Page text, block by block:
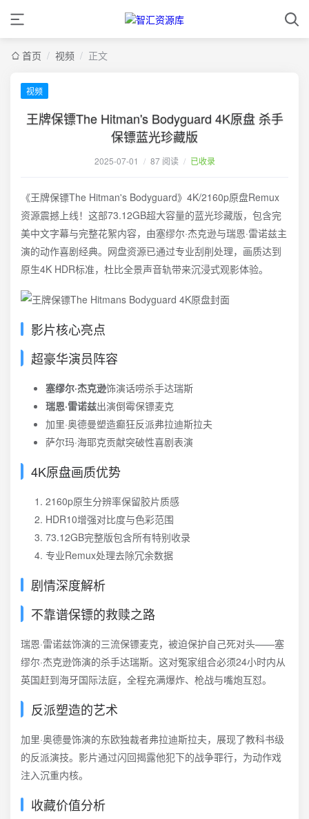
首页 / 视频 / 正文
视频
王牌保镖The Hitman's Bodyguard 4K原盘 杀手
保镖蓝光珍藏版
2025-07-01 / 87 阅读 / 已收录
《王牌保镖The Hitman's Bodyguard》4K/2160p原盘Remux
资源震撼上线！这部73.12GB超大容量的蓝光珍藏版，包含完
美中文字幕与完整花絮内容，由塞缪尔·杰克逊与瑞恩·雷诺兹主
演的动作喜剧经典。网盘资源已通过专业刮削处理，画质达到
原生4K HDR标准，杜比全景声音轨带来沉浸式观影体验。
影片核心亮点
超豪华演员阵容
塞缪尔·杰克逊饰演话唠杀手达瑞斯
瑞恩·雷诺兹出演倒霉保镖麦克
加里·奥德曼塑造癫狂反派弗拉迪斯拉夫
萨尔玛·海耶克贡献突破性喜剧表演
4K原盘画质优势
2160p原生分辨率保留胶片质感
HDR10增强对比度与色彩范围
73.12GB完整版包含所有特别收录
专业Remux处理去除冗余数据
剧情深度解析
不靠谱保镖的救赎之路
瑞恩·雷诺兹饰演的三流保镖麦克，被迫保护自己死对头——塞
缪尔·杰克逊饰演的杀手达瑞斯。这对冤家组合必须24小时内从
英国赶到海牙国际法庭，全程充满爆炸、枪战与嘴炮互怼。
反派塑造的艺术
加里·奥德曼饰演的东欧独裁者弗拉迪斯拉夫，展现了教科书级
的反派演技。影片通过闪回揭露他犯下的战争罪行，为动作戏
注入沉重内核。
收藏价值分析